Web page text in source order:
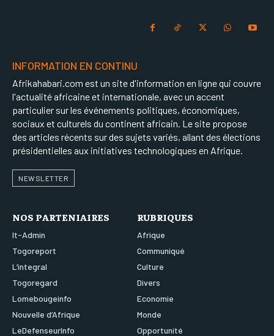
INFORMATION EN CONTINU
Afrikahabari.com est un site d'information en ligne qui couvre
l'actualité africaine et internationale, avec un accent
particulier sur les événements politiques, économiques,
sociaux et culturels du continent africain. Le site propose
des articles récents sur des sujets variés, allant des élections
présidentielles aux initiatives technologiques en Afrique.
NEWSLETTER
NOS PARTENIAIRES
It-Admin
Togoreport
L’integral
Togoregard
Lomebougeinfo
Nouvelle d’Afrique
LeDefenseurInfo
RUBRIQUES
Afrique
Communiqué
Culture
Divers
Economie
Monde
Opportunité